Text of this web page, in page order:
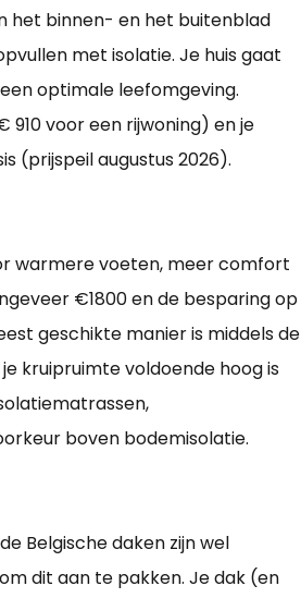
het binnen- en het buitenblad
met isolatie. Je huis gaat
optimale leefomgeving.
910 voor een rijwoning) en je
(prijspeil augustus 2026).
warmere voeten, meer comfort
€1800 en de besparing op
geschikte manier is middels de
kruipruimte voldoende hoog is
boven bodemisolatie.
Belgische daken zijn wel
dit aan te pakken. Je dak (en